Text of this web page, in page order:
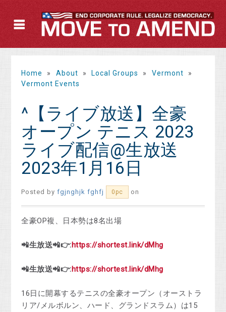
Home » About » Local Groups » Vermont
»
Vermont Events
^【ライブ放送】全豪
オープン テニス 2023
ライブ配信@生放送
2023年1月16日
Posted byfgjnghjk fghfj 0pc on
全豪OP複、日本勢は8名出場
📲生放送📲👉:https://shortest.link/dMhg
📲生放送📲👉:https://shortest.link/dMhg
16日に開幕するテニスの全豪オープン（オーストラ
リア/メルボルン、ハード、グランドスラム）は15